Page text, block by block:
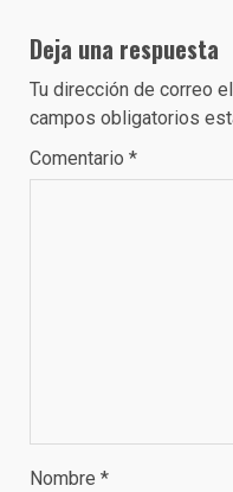
Deja una respuesta
Tu dirección de correo
campos obligatorios
Comentario *
Nombre *